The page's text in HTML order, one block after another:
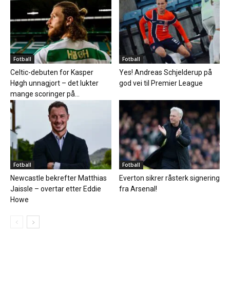
Fotball
Celtic-debuten for Kasper
Høgh unnagjort – det lukter
mange scoringer på...
Fotball
Yes! Andreas Schjelderup på
god vei til Premier League
Fotball
Newcastle bekrefter Matthias
Jaissle – overtar etter Eddie
Howe
Fotball
Everton sikrer råsterk signering
fra Arsenal!